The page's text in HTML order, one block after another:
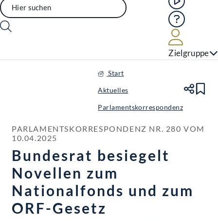
Hilfe
Zielgruppe
Start
Aktuelles
Parlamentskorrespondenz
PARLAMENTSKORRESPONDENZ NR. 280 VOM
10.04.2025
Bundesrat besiegelt
Novellen zum
Nationalfonds und zum
ORF-Gesetz